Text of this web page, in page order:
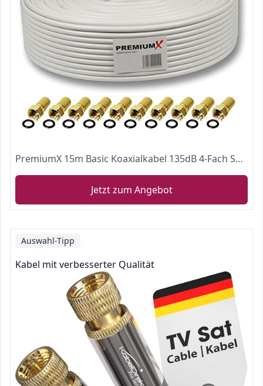
PremiumX 15m Basic Koaxialkabel 135dB 4-Fach SAT Antennenkabel Koax-Kabel DVB-S / S2 DVB-C DVB-T BK Anlagen 10x F-Stecker
Jetzt zum Angebot
Auswahl-Tipp
Kabel mit verbesserter Qualität